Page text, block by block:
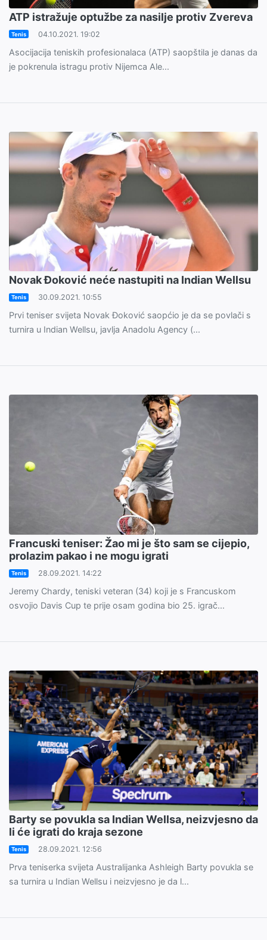
ATP istražuje optužbe za nasilje protiv Zvereva
Tenis 04.10.2021. 19:02
Asocijacija teniskih profesionalaca (ATP) saopštila je danas da
je pokrenula istragu protiv Nijemca Ale...
Novak Đoković neće nastupiti na Indian Wellsu
Tenis 30.09.2021. 10:55
Prvi teniser svijeta Novak Đoković saopćio je da se povlači s
turnira u Indian Wellsu, javlja Anadolu Agency (...
Francuski teniser: Žao mi je što sam se cijepio,
prolazim pakao i ne mogu igrati
Tenis 28.09.2021. 14:22
Jeremy Chardy, teniski veteran (34) koji je s Francuskom
osvojio Davis Cup te prije osam godina bio 25. igrač...
Barty se povukla sa Indian Wellsa, neizvjesno da
li će igrati do kraja sezone
Tenis 28.09.2021. 12:56
Prva teniserka svijeta Australijanka Ashleigh Barty povukla se
sa turnira u Indian Wellsu i neizvjesno je da l...